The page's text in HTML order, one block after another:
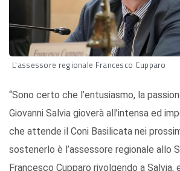
L'assessore regionale Francesco Cupparo
“Sono certo che l’entusiasmo, la
Giovanni Salvia gioverà all’intensa ed
che attende il Coni Basilicata nei
sostenerlo è l’assessore regionale allo
Francesco Cupparo rivolgendo a Salvia,